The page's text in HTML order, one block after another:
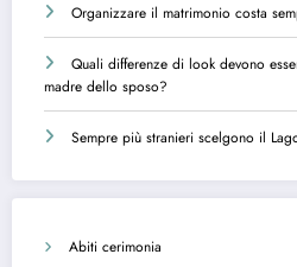
Organizzare il matrimonio costa
Quali differenze di look devono
madre dello sposo?
Sempre più stranieri scelgono il
Abiti cerimonia